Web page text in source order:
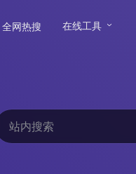
全网热搜 在线工具